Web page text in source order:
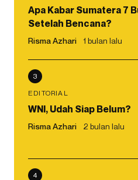
Apa Kabar Sumatera 7
Setelah Bencana?
Risma Azhari 1 bulan lalu
3
EDITORIAL
WNI, Udah Siap Belum?
Risma Azhari 2 bulan lalu
4